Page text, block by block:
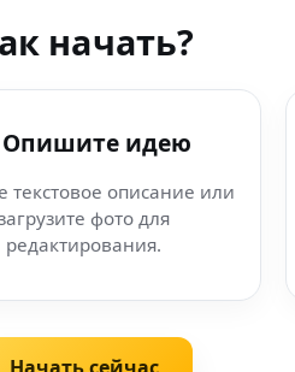
начать?
Опишите идею
текстовое описание или
фото для
редактирования.